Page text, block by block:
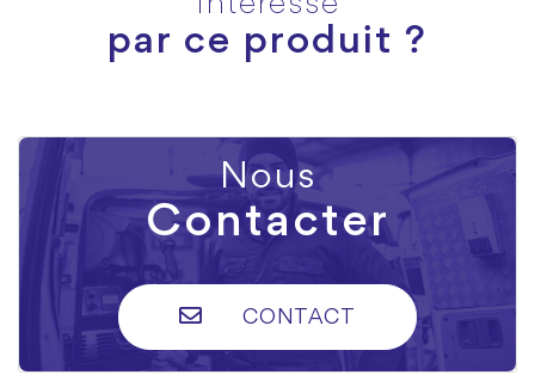
par ce produit ?
Nous
Contacter
CONTACT